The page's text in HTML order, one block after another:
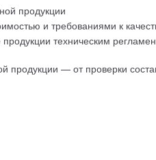
продукции
и требованиями к
техническим
— от проверки